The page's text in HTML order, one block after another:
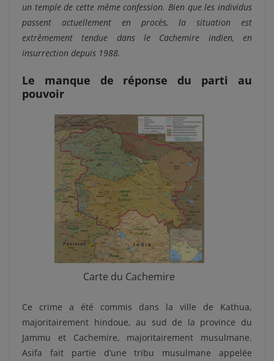
un temple de cette même confession. Bien que les individus
passent actuellement en procès, la situation est
extrêmement tendue dans le Cachemire indien, en
insurrection depuis 1988.
Le manque de réponse du parti au
pouvoir
Carte du Cachemire
Ce crime a été commis dans la ville de Kathua,
majoritairement hindoue, au sud de la province du
Jammu et Cachemire, majoritairement musulmane.
Asifa fait partie d’une tribu musulmane appelée